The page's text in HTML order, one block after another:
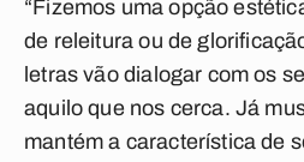
“Fizemos uma opção
de releitura ou de
letras vão dialogar com os
aquilo que nos cerca. Já
mantém a característica de